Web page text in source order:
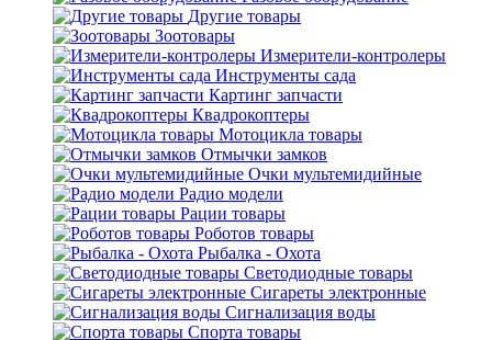
Другие товары
Зоотовары
Измерители-контролеры
Инструменты сада
Картинг запчасти
Квадрокоптеры
Мотоцикла товары
Отмычки замков
Очки мультемидийные
Радио модели
Рации товары
Роботов товары
Рыбалка - Охота
Светодиодные товары
Сигареты электронные
Сигнализация воды
Спорта товары